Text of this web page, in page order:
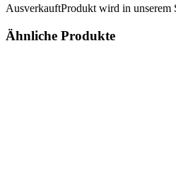
AusverkauftProdukt wird in unserem
Ähnliche Produkte